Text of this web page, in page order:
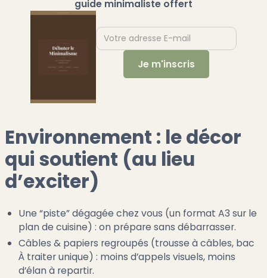
guide minimaliste offert
Environnement : le décor
qui soutient (au lieu
d’exciter)
Une “piste” dégagée chez vous (un format A3 sur le
plan de cuisine) : on prépare sans débarrasser.
Câbles & papiers regroupés (trousse à câbles, bac
À traiter unique) : moins d’appels visuels, moins
d’élan à repartir.